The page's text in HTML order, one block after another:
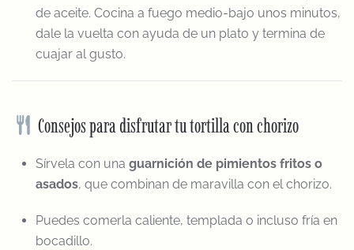
de aceite. Cocina a fuego medio-bajo unos minutos,
dale la vuelta con ayuda de un plato y termina de
cuajar al gusto.
Consejos para disfrutar tu tortilla con chorizo
Sírvela con una guarnición de pimientos fritos o
asados, que combinan de maravilla con el chorizo.
Puedes comerla caliente, templada o incluso fría en
bocadillo.